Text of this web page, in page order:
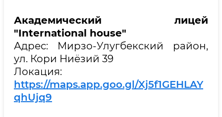
Академический лицей
"International house"
Адрес: Мирзо-Улугбекский район,
ул. Кори Ниёзий 39
Локация:
https://maps.app.goo.gl/Xj5f1GEHLAY
qhUjq9